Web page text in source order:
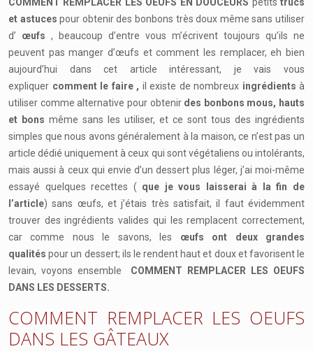
et astuces pour obtenir des bonbons très doux même sans utiliser
d’ œufs , beaucoup d’entre vous m’écrivent toujours qu’ils ne
peuvent pas manger d’œufs et comment les remplacer, eh bien
aujourd’hui dans cet article intéressant, je vais vous
expliquer comment le faire , il existe de nombreux ingrédients à
utiliser comme alternative pour obtenir des bonbons mous, hauts
et bons même sans les utiliser, et ce sont tous des ingrédients
simples que nous avons généralement à la maison, ce n’est pas un
article dédié uniquement à ceux qui sont végétaliens ou intolérants,
mais aussi à ceux qui envie d’un dessert plus léger, j’ai moi-même
essayé quelques recettes ( que je vous laisserai à la fin de
l’article) sans œufs, et j’étais très satisfait, il faut évidemment
trouver des ingrédients valides qui les remplacent correctement,
car comme nous le savons, les œufs ont deux grandes
qualités pour un dessert; ils le rendent haut et doux et favorisent le
levain, voyons ensemble COMMENT REMPLACER LES OEUFS
DANS LES DESSERTS.
COMMENT REMPLACER LES OEUFS
DANS LES GÂTEAUX